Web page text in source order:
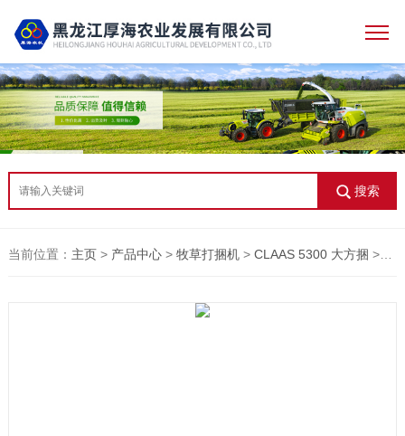
搜索
当前位置： 主页> 产品中心> 牧草打捆机> CLAAS 5300 大方捆 >大方捆打捆机